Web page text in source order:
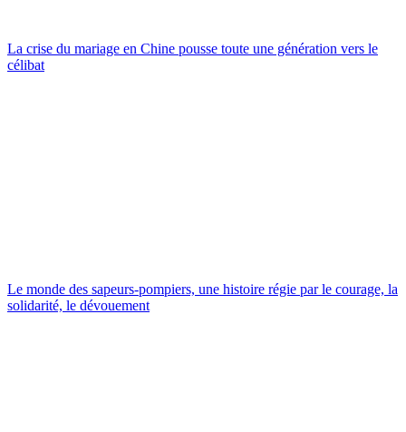
La crise du mariage en Chine pousse toute une génération vers le
célibat
Le monde des sapeurs-pompiers, une histoire régie par le courage, la
solidarité, le dévouement